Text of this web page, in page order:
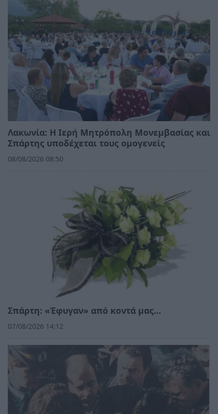
Λακωνία: Η Ιερή Μητρόπολη Μονεμβασίας και
Σπάρτης υποδέχεται τους ομογενείς
08/08/2026 08:50
Σπάρτη: «Έφυγαν» από κοντά μας…
07/08/2026 14:12